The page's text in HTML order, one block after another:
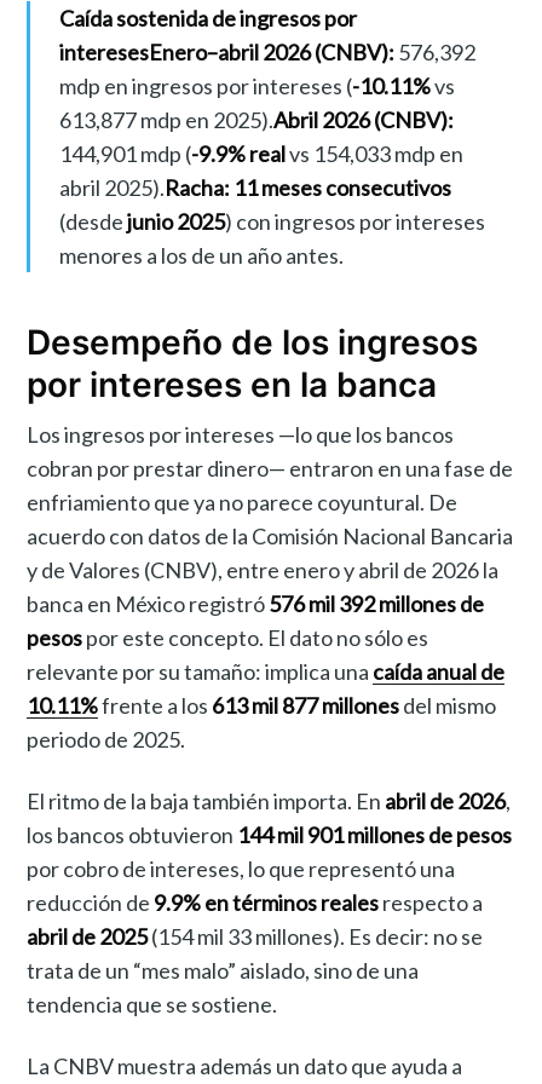
Caída sostenida de ingresos por
interesesEnero–abril 2026 (CNBV): 576,392
mdp en ingresos por intereses (-10.11%vs
613,877 mdp en 2025).Abril 2026 (CNBV):
144,901 mdp (-9.9% realvs 154,033 mdp en
abril 2025).Racha: 11 meses consecutivos
(desdejunio 2025) con ingresos por intereses
menores a los de un año antes.
Desempeño de los ingresos
por intereses en la banca
Los ingresos por intereses —lo que los bancos
cobran por prestar dinero— entraron en una fase de
enfriamiento que ya no parece coyuntural. De
acuerdo con datos de la Comisión Nacional Bancaria
y de Valores (CNBV), entre enero y abril de 2026 la
banca en México registró576 mil 392 millones de
pesospor este concepto. El dato no sólo es
relevante por su tamaño: implica una caída anual de
10.11%frente a los 613 mil 877 millonesdel mismo
periodo de 2025.
El ritmo de la baja también importa. En abril de 2026,
los bancos obtuvieron 144 mil 901 millones de pesos
por cobro de intereses, lo que representó una
reducción de 9.9% en términos realesrespecto a
abril de 2025(154 mil 33 millones). Es decir: no se
trata de un “mes malo” aislado, sino de una
tendencia que se sostiene.
La CNBV muestra además un dato que ayuda a